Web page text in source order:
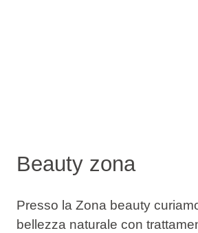
Beauty zona
Presso la Zona beauty
bellezza naturale con